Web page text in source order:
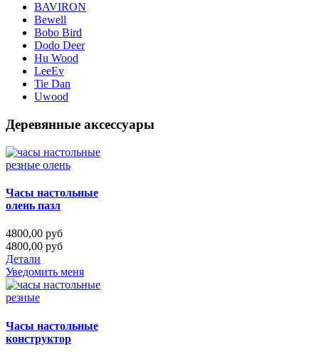
BAVIRON
Bewell
Bobo Bird
Dodo Deer
Hu Wood
LeeEv
Tie Dan
Uwood
Деревянные аксессуары
Часы настольные
олень пазл
4800,00 руб
4800,00 руб
Детали
Уведомить меня
Часы настольные
конструктор